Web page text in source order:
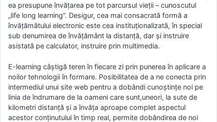
ea presupune învăţarea pe tot parcursul vieţii – cunoscutul
„life long learning”. Desigur, cea mai consacrată formă a
învăţămâtului electronic este cea instituţionalizată, în special
sub denumirea de învăţământ la distanţă, dar şi instruire
asistată pe calculator, instruire prin multimedia.
E-learning câştigă teren în fiecare zi prin punerea în aplicare a
noilor tehnologii în formare. Posibilitatea de a ne conecta prin
intermediul unui site web pentru a dobândi cunoştinţe noi pe
linia de îndrumare de la oameni care sunt,uneori, la sute de
kilometri distanţă şi a învăţa aproape complet aspectul
acestor conţinutului în timp real, permite dobândirea de noi